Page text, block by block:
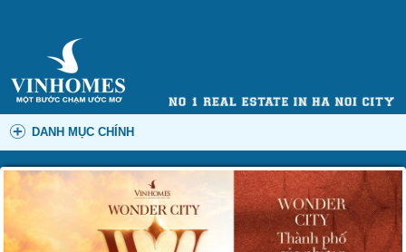
DANH MỤC CHÍNH